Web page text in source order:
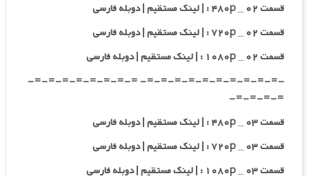
قسمت ۰۲ _ ۴۸۰p : | لینک مستقیم | دوبله فارسی
قسمت ۰۲ _ ۷۲۰p : | لینک مستقیم | دوبله فارسی
قسمت ۰۲ _ ۱۰۸۰p : | لینک مستقیم | دوبله فارسی
-=-=-=-=-=-=-=-=-=-=- =-=-=-=-=-=-=-=-
=-=-=-=-
قسمت ۰۳ _ ۴۸۰p : | لینک مستقیم | دوبله فارسی
قسمت ۰۳ _ ۷۲۰p : | لینک مستقیم | دوبله فارسی
قسمت ۰۳ _ ۱۰۸۰p : | لینک مستقیم | دوبله فارسی